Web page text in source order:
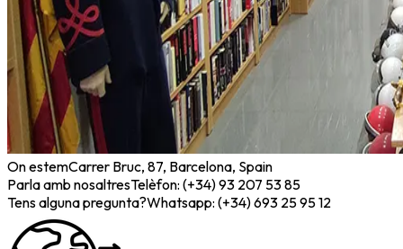
On estemCarrer Bruc, 87, Barcelona, Spain
Parla amb nosaltresTelèfon: (+34) 93 207 53 85
Tens alguna pregunta?Whatsapp: (+34) 693 25 95 12